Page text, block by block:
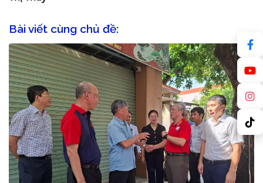
Bài viết cùng chủ đề: